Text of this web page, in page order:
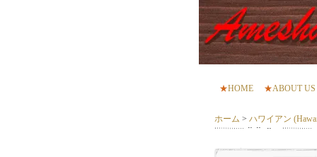
★HOME ★ABOUT US
ホーム > ハワイアン